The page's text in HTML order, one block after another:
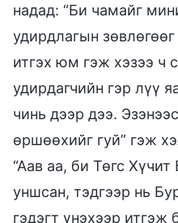
надад: “Би чамайг
удирдлагын
итгэх юм гэж хэзээ ч
удирдагчийн гэр лүү
чинь дээр дээ.
өршөөхийг гуй” гэж
“Аав аа, би Төгс
уншсан, тэдгээр нь
гэдэгт үнэхээр итгэж